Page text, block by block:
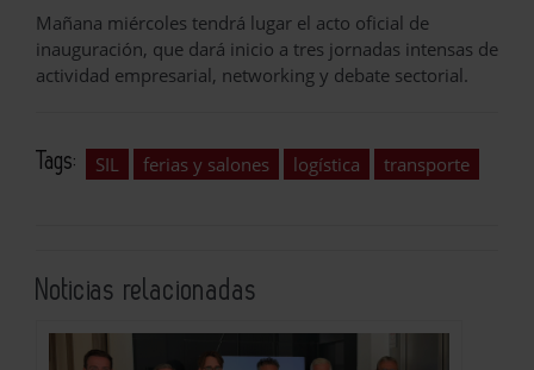
Mañana miércoles tendrá lugar el acto oficial de
inauguración, que dará inicio a tres jornadas intensas de
actividad empresarial, networking y debate sectorial.
Tags: SIL ferias y salones logística transporte
Noticias relacionadas